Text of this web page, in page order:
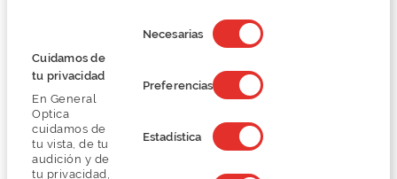
Cuidamos de
tu privacidad
En General
Optica
cuidamos de
tu vista, de tu
audición y de
tu privacidad,
de
consentimiento
Necesarias
Preferencias
Estadística
O preço inclui apenas a armação
102,50 €